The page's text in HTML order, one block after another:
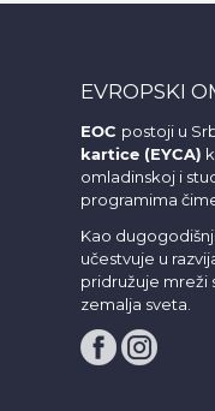
EVROPSKI
EOC postoji u
kartice (EYCA)
omladinskoj i
programima
Kao
učestvuje u
pridružuje mreži
zemalja sveta.